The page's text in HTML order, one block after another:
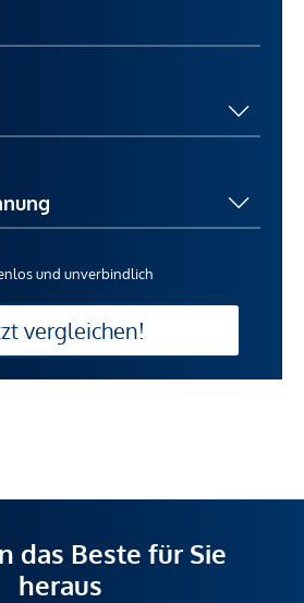
und unverbindlich
vergleichen!
das Beste für Sie
heraus